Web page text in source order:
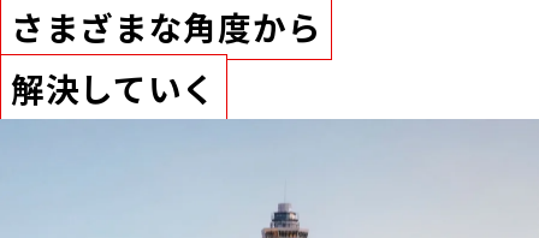
さまざまな角度から
解決していく